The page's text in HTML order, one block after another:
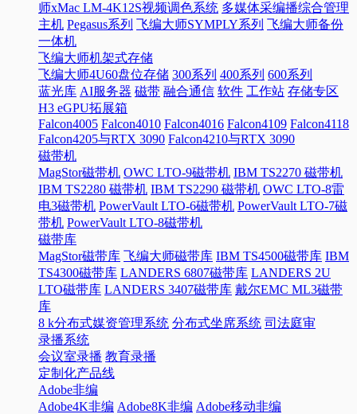
师xMac LM-4K12S视频调色系统 多媒体采编播综合管理
主机 Pegasus系列 飞编大师SYMPLY系列 飞编大师备份
一体机
飞编大师机架式存储
飞编大师4U60盘位存储 300系列 400系列 600系列
蓝光库 AI服务器 磁带 融合通信 软件 工作站 存储专区
H3 eGPU拓展箱
Falcon4005 Falcon4010 Falcon4016 Falcon4109 Falcon4118
Falcon4205与RTX 3090 Falcon4210与RTX 3090
磁带机
MagStor磁带机 OWC LTO-9磁带机 IBM TS2270 磁带机
IBM TS2280 磁带机 IBM TS2290 磁带机 OWC LTO-8雷
电3磁带机 PowerVault LTO-6磁带机 PowerVault LTO-7磁
带机 PowerVault LTO-8磁带机
磁带库
MagStor磁带库 飞编大师磁带库 IBM TS4500磁带库 IBM
TS4300磁带库 LANDERS 6807磁带库 LANDERS 2U
LTO磁带库 LANDERS 3407磁带库 戴尔EMC ML3磁带
库
8 k分布式媒资管理系统 分布式坐席系统 司法庭审
录播系统
会议室录播 教育录播
定制化产品线
Adobe非编
Adobe4K非编 Adobe8K非编 Adobe移动非编